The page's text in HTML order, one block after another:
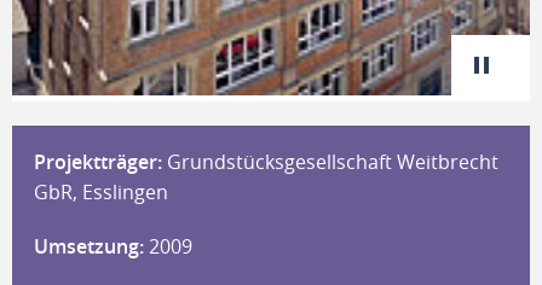
Projektträger: Grundstücksgesellschaft Weitbrecht
GbR, Esslingen
Umsetzung:2009